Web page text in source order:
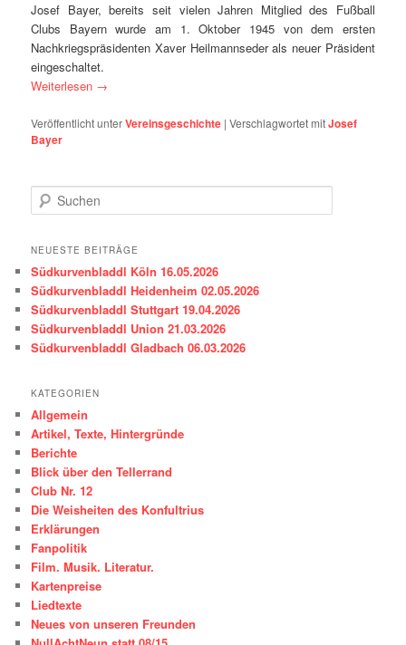
Josef Bayer, bereits seit vielen Jahren Mitglied des Fußball
Clubs Bayern wurde am 1. Oktober 1945von dem ersten
Nachkriegspräsidenten Xaver Heilmannseder als neuer Präsident
eingeschaltet.
Weiterlesen →
Veröffentlicht unterVereinsgeschichte |Verschlagwortet mitJosef
Bayer
u
h
n
NEUESTE BEITRÄGE
Südkurvenbladdl Köln 16.05.2026
Südkurvenbladdl Heidenheim 02.05.2026
Südkurvenbladdl Stuttgart 19.04.2026
Südkurvenbladdl Union 21.03.2026
Südkurvenbladdl Gladbach 06.03.2026
KATEGORIEN
Allgemein
Artikel, Texte, Hintergründe
Berichte
Blick über den Tellerrand
Club Nr. 12
Die Weisheiten des Konfultrius
Erklärungen
Fanpolitik
Film. Musik. Literatur.
Kartenpreise
Liedtexte
Neues von unseren Freunden